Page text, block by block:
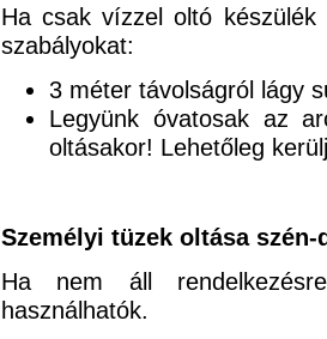
Ha csak vízzel oltó
szabályokat:
3 méter távolságról lágy
Legyünk óvatosak az
oltásakor! Lehetőleg
Személyi tüzek oltása
Ha nem áll
használhatók.